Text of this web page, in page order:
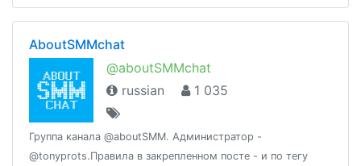
@Pomogator
AboutSMMchat
@aboutSMMchat
russian
1 035
Группа канала @aboutSMM. Администратор -
@tonyprots.Правила в закрепленном посте - и по тегу